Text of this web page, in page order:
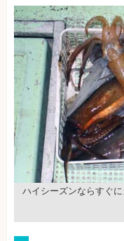
ハイシーズンならすぐ